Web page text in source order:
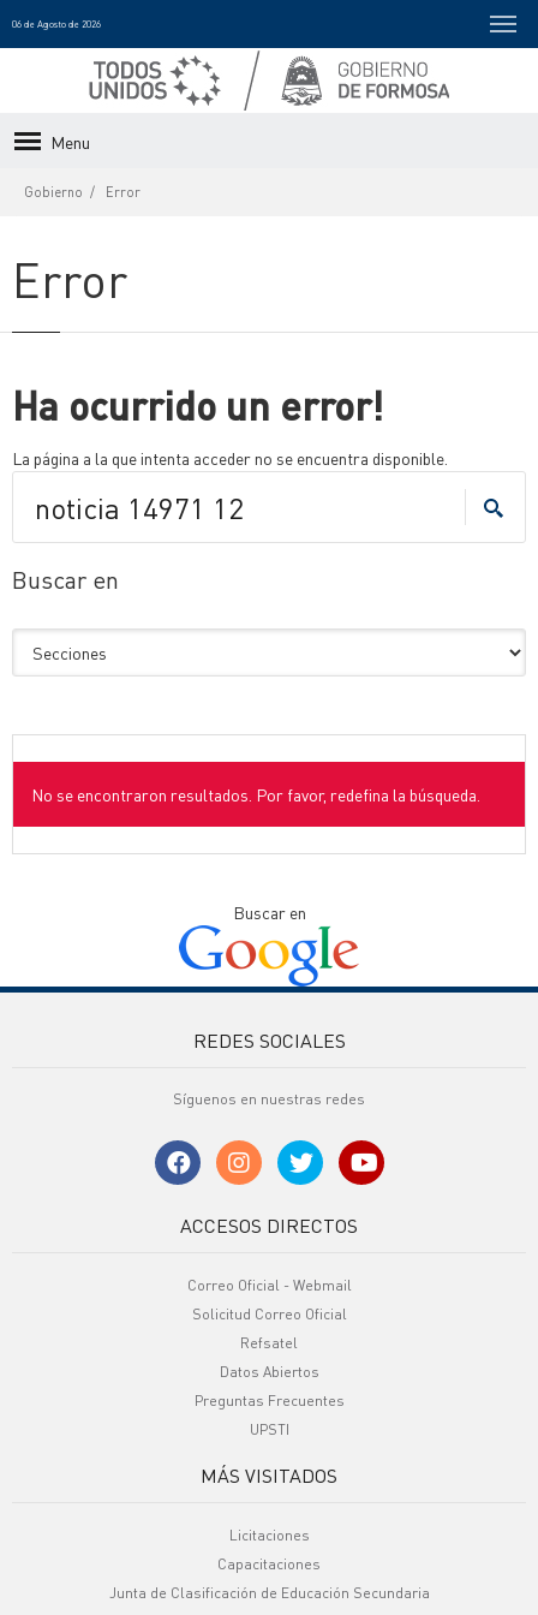
06 de Agosto de 2026
Menu
Gobierno Error
Error
Ha ocurrido un error!
La página a la que intenta acceder no se encuentra disponible.
Buscar en
No se encontraron resultados. Por favor, redefina la búsqueda.
Buscar en
REDES SOCIALES
Síguenos en nuestras redes
ACCESOS DIRECTOS
Correo Oficial - Webmail
Solicitud Correo Oficial
Refsatel
Datos Abiertos
Preguntas Frecuentes
UPSTI
MÁS VISITADOS
Licitaciones
Capacitaciones
Junta de Clasificación de Educación Secundaria